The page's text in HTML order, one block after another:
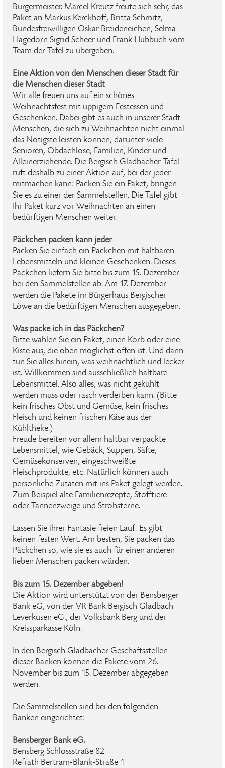
Bürgermeister. Marcel Kreutz freute sich sehr, das
Paket an Markus Kerckhoff, Britta Schmitz,
Bundesfreiwilligen Oskar Breideneichen, Selma
Hagedorn Sigrid Scheer und Frank Hubbuch vom
Team der Tafel zu übergeben.
Eine Aktion von den Menschen dieser Stadt für
die Menschen dieser Stadt
Wir alle freuen uns auf ein schönes
Weihnachtsfest mit üppigem Festessen und
Geschenken. Dabei gibt es auch in unserer Stadt
Menschen, die sich zu Weihnachten nicht einmal
das Nötigste leisten können, darunter viele
Senioren, Obdachlose, Familien, Kinder und
Alleinerziehende. Die Bergisch Gladbacher Tafel
ruft deshalb zu einer Aktion auf, bei der jeder
mitmachen kann: Packen Sie ein Paket, bringen
Sie es zu einer der Sammelstellen. Die Tafel gibt
Ihr Paket kurz vor Weihnachten an einen
bedürftigen Menschen weiter.
Päckchen packen kann jeder
Packen Sie einfach ein Päckchen mit haltbaren
Lebensmitteln und kleinen Geschenken. Dieses
Päckchen liefern Sie bitte bis zum 15. Dezember
bei den Sammelstellen ab. Am 17. Dezember
werden die Pakete im Bürgerhaus Bergischer
Löwe an die bedürftigen Menschen ausgegeben.
Was packe ich in das Päckchen?
Bitte wählen Sie ein Paket, einen Korb oder eine
Kiste aus, die oben möglichst offen ist. Und dann
tun Sie alles hinein, was weihnachtlich und lecker
ist. Willkommen sind ausschließlich haltbare
Lebensmittel. Also alles, was nicht gekühlt
werden muss oder rasch verderben kann. (Bitte
kein frisches Obst und Gemüse, kein frisches
Fleisch und keinen frischen Käse aus der
Kühltheke.)
Freude bereiten vor allem haltbar verpackte
Lebensmittel, wie Gebäck, Suppen, Säfte,
Gemüsekonserven, eingeschweißte
Fleischprodukte, etc. Natürlich können auch
persönliche Zutaten mit ins Paket gelegt werden.
Zum Beispiel alte Familienrezepte, Stofftiere
oder Tannenzweige und Strohsterne.
Lassen Sie ihrer Fantasie freien Lauf! Es gibt
keinen festen Wert. Am besten, Sie packen das
Päckchen so, wie sie es auch für einen anderen
lieben Menschen packen würden.
Bis zum 15. Dezember abgeben!
Die Aktion wird unterstützt von der Bensberger
Bank eG, von der VR Bank Bergisch Gladbach
Leverkusen eG., der Volksbank Berg und der
Kreissparkasse Köln.
In den Bergisch Gladbacher Geschäftsstellen
dieser Banken können die Pakete vom 26.
November bis zum 15. Dezember abgegeben
werden.
Die Sammelstellen sind bei den folgenden
Banken eingerichtet:
Bensberger Bank eG.
Bensberg Schlossstraße 82
Refrath Bertram-Blank-Straße 1